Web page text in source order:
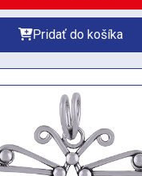
Pridať do košíka